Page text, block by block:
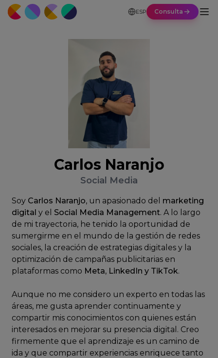
ESP Consulta
Carlos Naranjo
Social Media
Soy Carlos Naranjo, un apasionado del marketing
digital y el Social Media Management. A lo largo
de mi trayectoria, he tenido la oportunidad de
sumergirme en el mundo de la gestión de redes
sociales, la creación de estrategias digitales y la
optimización de campañas publicitarias en
plataformas como Meta, LinkedIn y TikTok.
Aunque no me considero un experto en todas las
áreas, me gusta aprender continuamente y
compartir mis conocimientos con quienes están
interesados en mejorar su presencia digital. Creo
firmemente que el aprendizaje es un camino de
ida y que compartir experiencias enriquece tanto